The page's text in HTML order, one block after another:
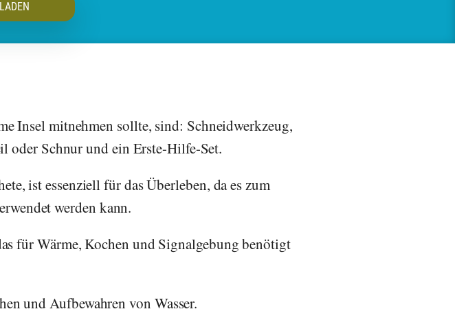
Insel mitnehmen sollte, sind: Schneidwerkzeug,
oder Schnur und ein Erste-Hilfe-Set.
ist essenziell für das Überleben, da es zum
werden kann.
für Wärme, Kochen und Signalgebung benötigt
und Aufbewahren von Wasser.